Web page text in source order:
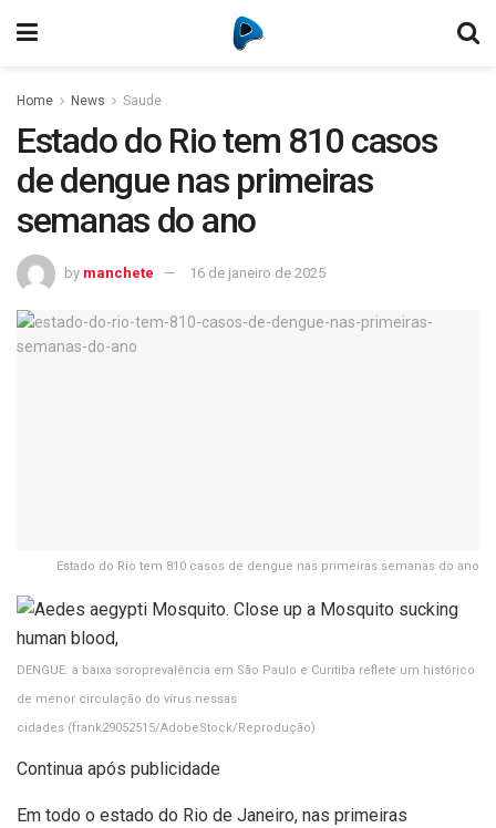
Home News Saude
Estado do Rio tem 810 casos
de dengue nas primeiras
semanas do ano
by manchete 16 de janeiro de 2025
Estado do Rio tem 810 casos de dengue nas primeiras semanas do ano
DENGUE: a baixa soroprevalência em São Paulo e Curitiba reflete um histórico
de menor circulação do vírus nessas
cidades (frank29052515/AdobeStock/Reprodução)
Continua após publicidade
Em todo o estado do Rio de Janeiro, nas primeiras